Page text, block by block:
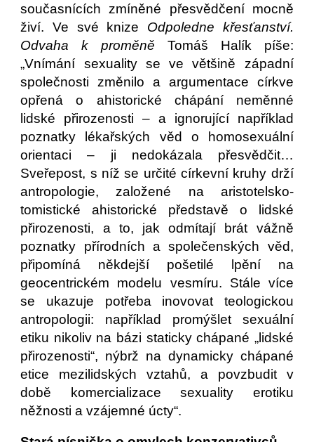
současnících zmíněné přesvědčení mocně
živí. Ve své knize Odpoledne křesťanství.
Odvaha k proměně Tomáš Halík píše:
„Vnímání sexuality se ve většině západní
společnosti změnilo a argumentace církve
opřená o ahistorické chápání neměnné
lidské přirozenosti – a ignorující například
poznatky lékařských věd o homosexuální
orientaci – ji nedokázala přesvědčit…
Sveřepost, s níž se určité církevní kruhy drží
antropologie, založené na aristotelsko-
tomistické ahistorické představě o lidské
přirozenosti, a to, jak odmítají brát vážně
poznatky přírodních a společenských věd,
připomíná někdejší pošetilé lpění na
geocentrickém modelu vesmíru. Stále více
se ukazuje potřeba inovovat teologickou
antropologii: například promýšlet sexuální
etiku nikoliv na bázi staticky chápané „lidské
přirozenosti“, nýbrž na dynamicky chápané
etice mezilidských vztahů, a povzbudit v
době komercializace sexuality erotiku
něžnosti a vzájemné úcty“.